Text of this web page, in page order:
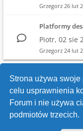
Strona używa
celu usprawnienia
Forum i nie używa
podmiotów trzecich.
Grzegorz 26 lut
Platformy
Piotr, 02 sie
Grzegorz 24 lut
1 2 3
Wróć do wykazu